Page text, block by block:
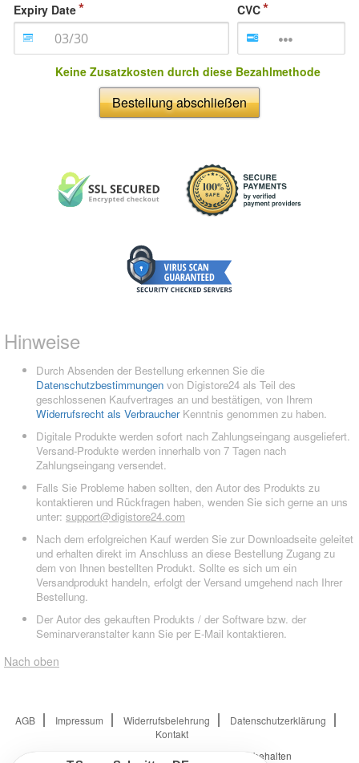
Expiry Date CVC
Keine Zusatzkosten durch diese Bezahlmethode
Bestellung abschließen
Hinweise
Durch Absenden der Bestellung erkennen Sie die
Datenschutzbestimmungen von Digistore24 als Teil des
geschlossenen Kaufvertrages an und bestätigen, von Ihrem
Widerrufsrecht als VerbraucherKenntnis genommen zu haben.
Digitale Produkte werden sofort nach Zahlungseingang ausgeliefert.
Versand-Produkte werden innerhalb von 7 Tagen nach
Zahlungseingang versendet.
Falls Sie Probleme haben sollten, den Autor des Produkts zu
kontaktieren und Rückfragen haben, wenden Sie sich gerne an uns
unter: support@digistore24.com
Nach dem erfolgreichen Kauf werden Sie zur Downloadseite geleitet
und erhalten direkt im Anschluss an diese Bestellung Zugang zu
dem von Ihnen bestellten Produkt. Sollte es sich um ein
Versandprodukt handeln, erfolgt der Versand umgehend nach Ihrer
Bestellung.
Der Autor des gekauften Produkts / der Software bzw. der
Seminarveranstalter kann Sie per E-Mail kontaktieren.
Nach oben
AGB Impressum Widerrufsbelehrung
Datenschutzerklärung
Kontakt
Digistore24 GmbH, alle Rechte vorbehalten